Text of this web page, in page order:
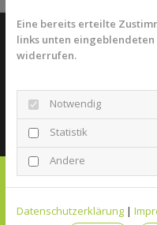
© 2026
Eine bereits erteilte
links unten
widerrufen.
Notwendig
Statistik
Andere
Datenschutzerklärung |